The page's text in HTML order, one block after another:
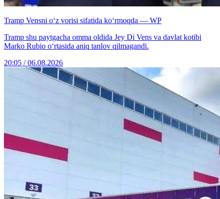
Tramp Vensni o‘z vorisi sifatida ko‘rmoqda — WP
Tramp shu paytgacha omma oldida Jey Di Vens va davlat kotibi
Marko Rubio o‘rtasida aniq tanlov qilmagandi.
20:05 / 06.08.2026